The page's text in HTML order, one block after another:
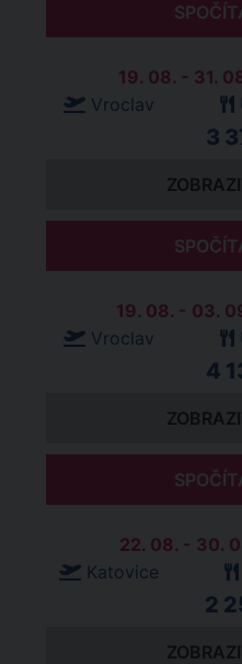
19. 08. - 31.
Vroclav
3
19. 08. - 03.
Vroclav
4
22. 08. - 30.
Katovice
2